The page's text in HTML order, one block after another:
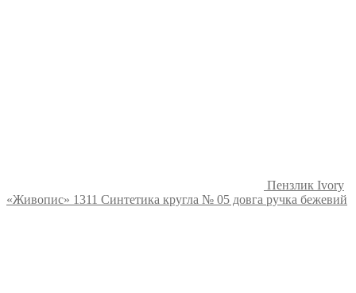
Пензлик Ivory
«Живопис» 1311 Синтетика кругла № 05 довга ручка бежевий